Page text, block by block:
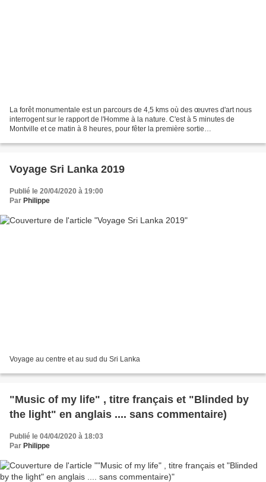
La forêt monumentale est un parcours de 4,5 kms où des œuvres d'art nous
interrogent sur le rapport de l'Homme à la nature. C'est à 5 minutes de
Montville et ce matin à 8 heures, pour fêter la première sortie
Voyage Sri Lanka 2019
Publié le 20/04/2020 à 19:00
Par Philippe
Voyage au centre et au sud du Sri Lanka
"Music of my life" , titre français et "Blinded by
the light" en anglais .... sans commentaire)
Publié le 04/04/2020 à 18:03
Par Philippe